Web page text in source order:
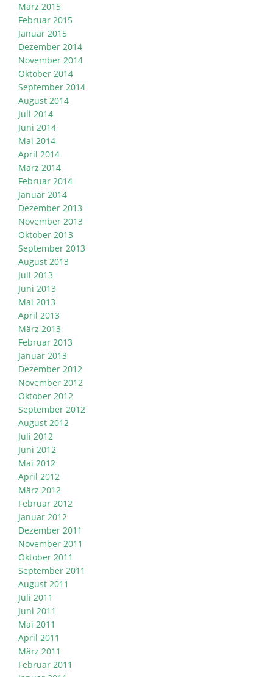
März 2015
Februar 2015
Januar 2015
Dezember 2014
November 2014
Oktober 2014
September 2014
August 2014
Juli 2014
Juni 2014
Mai 2014
April 2014
März 2014
Februar 2014
Januar 2014
Dezember 2013
November 2013
Oktober 2013
September 2013
August 2013
Juli 2013
Juni 2013
Mai 2013
April 2013
März 2013
Februar 2013
Januar 2013
Dezember 2012
November 2012
Oktober 2012
September 2012
August 2012
Juli 2012
Juni 2012
Mai 2012
April 2012
März 2012
Februar 2012
Januar 2012
Dezember 2011
November 2011
Oktober 2011
September 2011
August 2011
Juli 2011
Juni 2011
Mai 2011
April 2011
März 2011
Februar 2011